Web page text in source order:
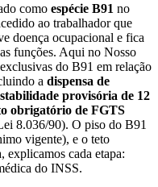
como espécie B91 no
ao trabalhador que
doença ocupacional e fica
funções. Aqui no Nosso
do B91 em relação
a dispensa de
provisória de 12
obrigatório de FGTS
8.036/90). O piso do B91
vigente), e o teto
explicamos cada etapa:
do INSS.